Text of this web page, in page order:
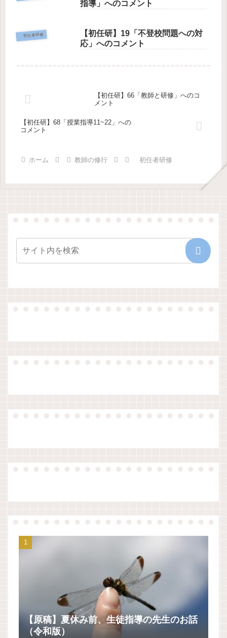
指導」へのコメント
初任者研修
【初任研】19「不登校問題への対
応」へのコメント
【初任研】66「教師と研修」へのコ
メント
【初任研】68「授業指導11~22」への
コメント
ホーム 教師の修行 初任者研修
【原稿】夏休み前、生徒指導の先生のお話
（令和版）
ノートアプリをいろいろ検討して、UpNote